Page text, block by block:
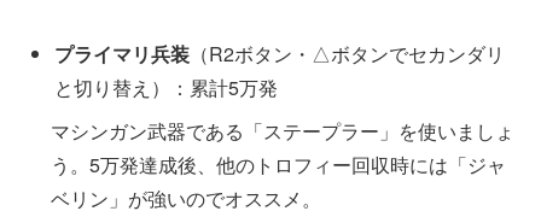
プライマリ兵装 （R2ボタン・△ボタンでセカンダリ
と切り替え）：累計5万発
マシンガン武器である「ステープラー」を使いましょ
う。5万発達成後、他のトロフィー回収時には「ジャ
ベリン」が強いのでオススメ。